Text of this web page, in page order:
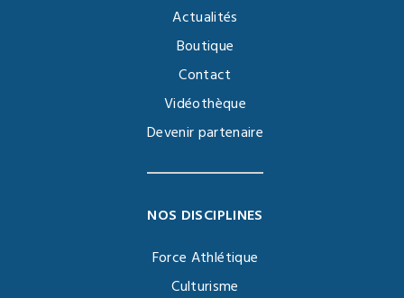
Actualités
Boutique
Contact
Vidéothèque
Devenir partenaire
NOS DISCIPLINES
Force Athlétique
Culturisme